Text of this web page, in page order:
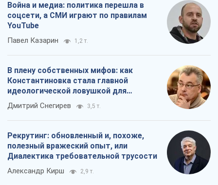
Война и медиа: политика перешла в
соцсети, а СМИ играют по правилам
YouTube
Павел Казарин 1,2 т.
В плену собственных мифов: как
Константиновка стала главной
идеологической ловушкой для
российских оккупантов
Дмитрий Снегирев 3,5 т.
Рекрутинг: обновленный и, похоже,
полезный вражеский опыт, или
Диалектика требовательной трусости
Александр Кирш 2,9 т.